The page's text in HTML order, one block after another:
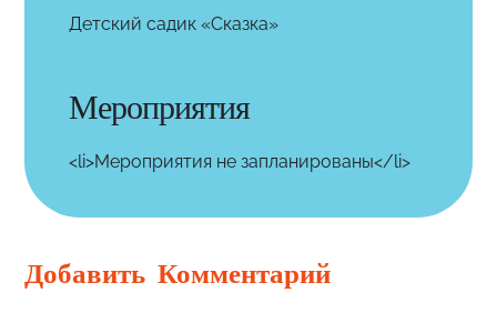
Детский садик «Сказка»
Мероприятия
<li>Мероприятия не запланированы</li>
Добавить Комментарий